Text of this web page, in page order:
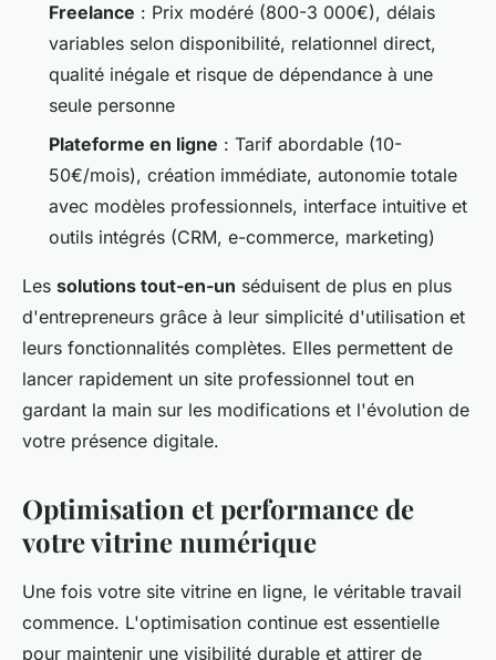
Freelance : Prix modéré (800-3 000€), délais
variables selon disponibilité, relationnel direct,
qualité inégale et risque de dépendance à une
seule personne
Plateforme en ligne : Tarif abordable (10-
50€/mois), création immédiate, autonomie totale
avec modèles professionnels, interface intuitive et
outils intégrés (CRM, e-commerce, marketing)
Les solutions tout-en-un séduisent de plus en plus
d'entrepreneurs grâce à leur simplicité d'utilisation et
leurs fonctionnalités complètes. Elles permettent de
lancer rapidement un site professionnel tout en
gardant la main sur les modifications et l'évolution de
votre présence digitale.
Optimisation et performance de
votre vitrine numérique
Une fois votre site vitrine en ligne, le véritable travail
commence. L'optimisation continue est essentielle
pour maintenir une visibilité durable et attirer de